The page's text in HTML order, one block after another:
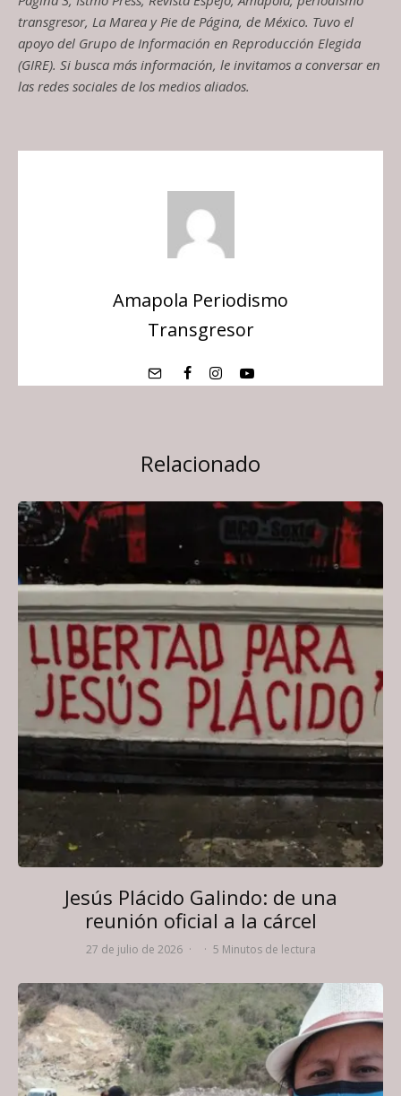
transgresor, La Marea y Pie de Página, de México. Tuvo el
apoyo del Grupo de Información en Reproducción Elegida
(GIRE). Si busca más información, le invitamos a conversar en
las redes sociales de los medios aliados.
Amapola Periodismo
Transgresor
Relacionado
Jesús Plácido Galindo: de una
reunión oficial a la cárcel
27 de julio de 2026 · · 5 Minutos de lectura